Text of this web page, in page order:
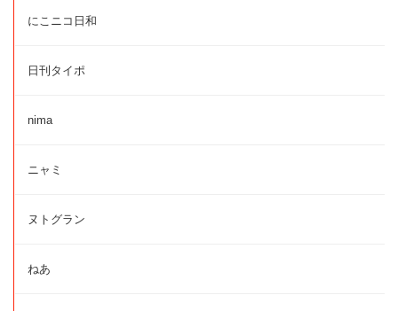
にこニコ日和
日刊タイポ
nima
ニャミ
ヌトグラン
ねあ